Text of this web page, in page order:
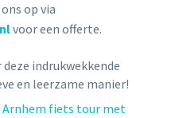
op via
voor een offerte.
indrukwekkende
en leerzame manier!
Arnhem fiets tour met